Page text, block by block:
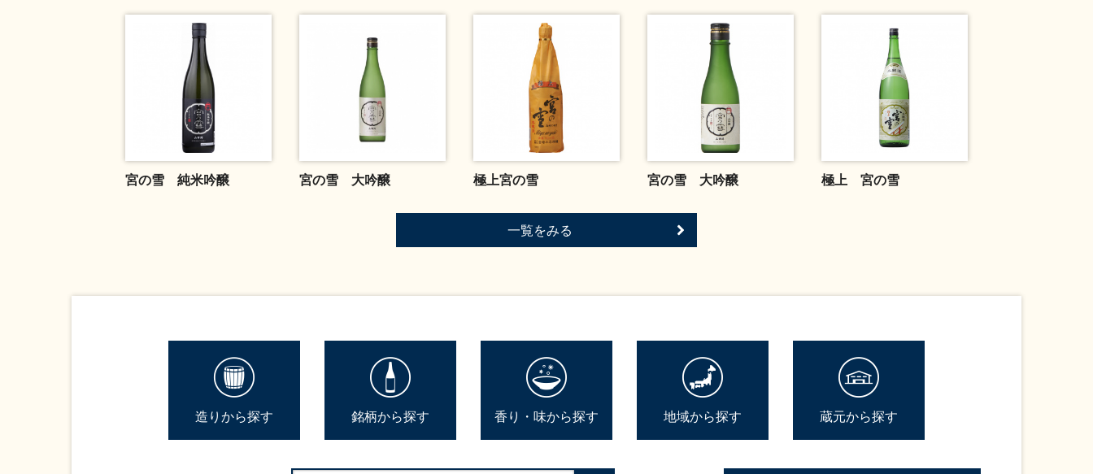
宮の雪 純米吟醸 宮の雪 大吟醸 極上宮の雪 宮の雪 大吟醸 極上 宮の雪
一覧をみる
造りから探す 銘柄から探す 香り・味から探す 地域から探す 蔵元から探す